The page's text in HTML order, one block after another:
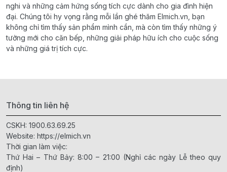
nghi và những cảm hứng sống tích cực dành cho gia đình hiện
đại. Chúng tôi hy vọng rằng mỗi lần ghé thăm Elmich.vn, bạn
không chỉ tìm thấy sản phẩm mình cần, mà còn tìm thấy những ý
tưởng mới cho căn bếp, những giải pháp hữu ích cho cuộc sống
và những giá trị tích cực.
Thông tin liên hệ
CSKH: 1900.63.69.25
Website: https://elmich.vn
Thời gian làm việc:
Thứ Hai – Thứ Bảy: 8:00 – 21:00 (Nghỉ các ngày Lễ theo quy
định)